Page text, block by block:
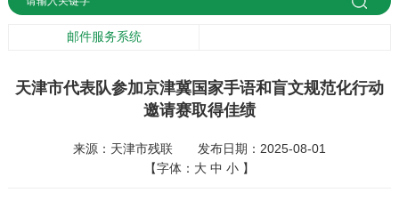
邮件服务系统
天津市代表队参加京津冀国家手语和盲文规范化行动
邀请赛取得佳绩
来源：天津市残联
发布日期：2025-08-01
【字体： 大 中 小 】